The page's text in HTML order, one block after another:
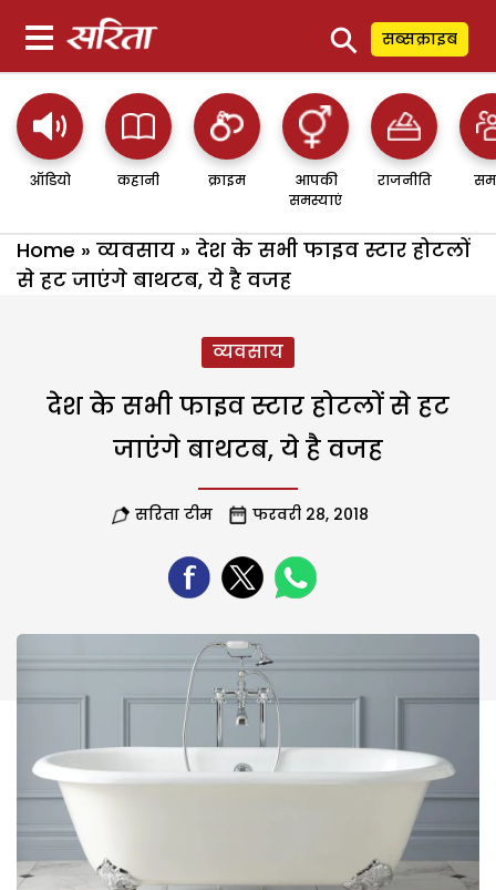
⚲ सब्सक्राइब
ऑडियो कहानी क्राइम
आपकी
समस्याएं
राजनीति
Home » व्यवसाय » देश के सभी फाइव स्टार होटलों
से हट जाएंगे बाथटब, ये है वजह
व्यवसाय
देश के सभी फाइव स्टार होटलों से हट
जाएंगे बाथटब, ये है वजह
सरिता टीम फरवरी 28, 2018